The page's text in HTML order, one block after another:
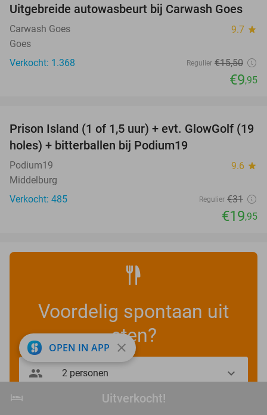
Uitverkocht!
hotel Uitverkocht!
36%
Uitgebreide autowasbeurt bij Carwash Goes
Carwash Goes 9.7 star
Goes
Verkocht: 1.368
Regulier €15,50
€9,95
36%
Prison Island (1 of 1,5 uur) + evt. GlowGolf (19
holes) + bitterballen bij Podium19
Podium19 9.6 star
Middelburg
Verkocht: 485
Regulier €31
€19,95
Voordelig spontaan uit
eten?
OPEN IN APP close